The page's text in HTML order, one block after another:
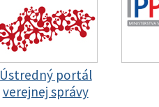
Ústredný portál
verejnej správy